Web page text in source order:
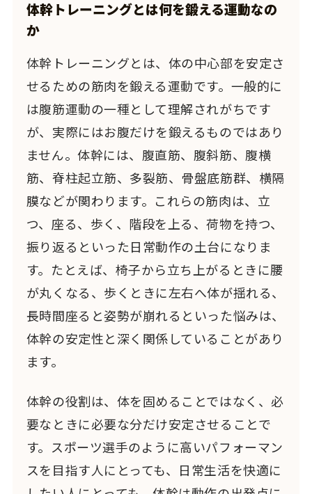
体幹トレーニングとは何を鍛える運動なの
か
体幹トレーニングとは、体の中心部を安定さ
せるための筋肉を鍛える運動です。一般的に
は腹筋運動の一種として理解されがちです
が、実際にはお腹だけを鍛えるものではあり
ません。体幹には、腹直筋、腹斜筋、腹横
筋、脊柱起立筋、多裂筋、骨盤底筋群、横隔
膜などが関わります。これらの筋肉は、立
つ、座る、歩く、階段を上る、荷物を持つ、
振り返るといった日常動作の土台になりま
す。たとえば、椅子から立ち上がるときに腰
が丸くなる、歩くときに左右へ体が揺れる、
長時間座ると姿勢が崩れるといった悩みは、
体幹の安定性と深く関係していることがあり
ます。
体幹の役割は、体を固めることではなく、必
要なときに必要な分だけ安定させることで
す。スポーツ選手のように高いパフォーマン
スを目指す人にとっても、日常生活を快適に